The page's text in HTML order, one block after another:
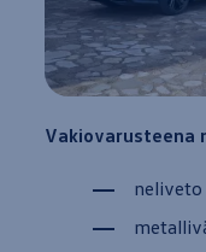
Vakiovarusteena
neliveto